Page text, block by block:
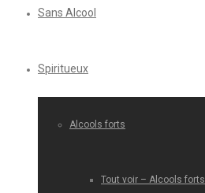
Sans Alcool
Spiritueux
Alcools forts
Tout voir – Alcools forts